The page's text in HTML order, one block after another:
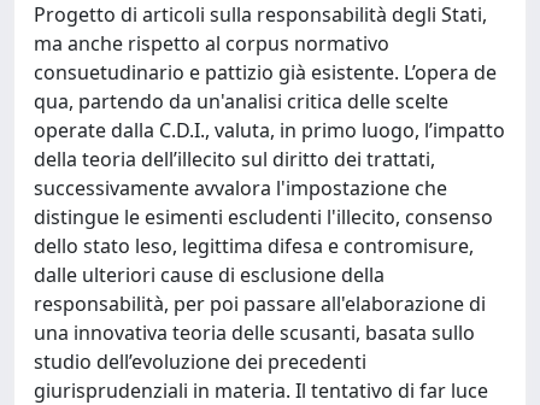
Progetto di articoli sulla responsabilità degli Stati,
ma anche rispetto al corpus normativo
consuetudinario e pattizio già esistente. L’opera de
qua, partendo da un'analisi critica delle scelte
operate dalla C.D.I., valuta, in primo luogo, l’impatto
della teoria dell’illecito sul diritto dei trattati,
successivamente avvalora l'impostazione che
distingue le esimenti escludenti l'illecito, consenso
dello stato leso, legittima difesa e contromisure,
dalle ulteriori cause di esclusione della
responsabilità, per poi passare all'elaborazione di
una innovativa teoria delle scusanti, basata sullo
studio dell’evoluzione dei precedenti
giurisprudenziali in materia. Il tentativo di far luce